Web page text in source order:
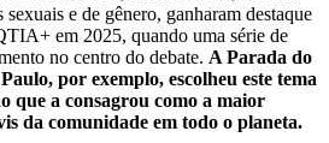
e de gênero, ganharam destaque
em 2025, quando uma série de
no centro do debate. A Parada do
por exemplo, escolheu este tema
que a consagrou como a maior
da comunidade em todo o planeta.